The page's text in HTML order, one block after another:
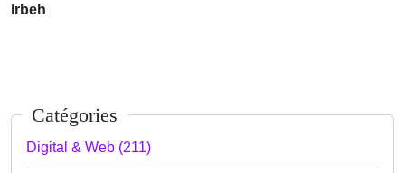
lrbeh
Catégories
Digital & Web (211)